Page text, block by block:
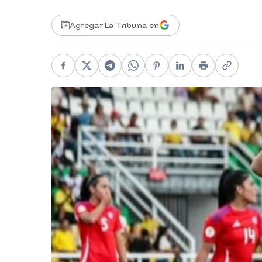
Agregar La Tribuna en
Facebook
X TelegramWhatsApp
PinterestLinkedIn
PrintCopy